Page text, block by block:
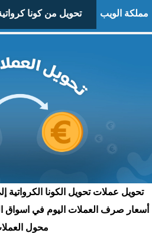
مملكة الويب تحويل من كونا
تحويل عملات تحويل الكونا الكرواتية
أسعار صرف العملات اليوم في اسواق
محول